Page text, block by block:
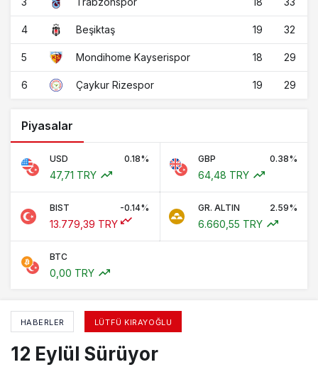
4 Beşiktaş 19 32
5 Mondihome Kayserispor 18 29
6 Çaykur Rizespor 19 29
Piyasalar
USD 0.18%
47,71 TRY
GBP 0.38%
64,48 TRY
BIST -0.14%
13.779,39 TRY
GR. ALTIN 2.59%
6.660,55 TRY
BTC
0,00 TRY
HABERLER LÜTFÜ KIRAYOĞLU
12 Eylül Sürüyor